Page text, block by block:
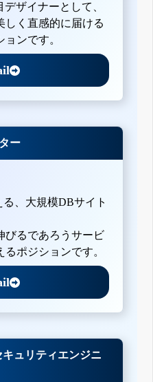
ザイナーとして、
しく直感的に届ける
ンです。
ー
る、大規模DBサイト
びるであろうサービ
ポジションです。
ュリティエンジニ